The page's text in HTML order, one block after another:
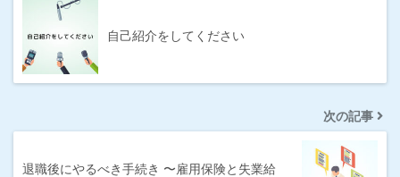
300万円〜
500万円〜
700万円〜 800万円〜
条件
自己紹介をしてください
次の記事
退職後にやるべき手続き 〜雇用保険と失業給